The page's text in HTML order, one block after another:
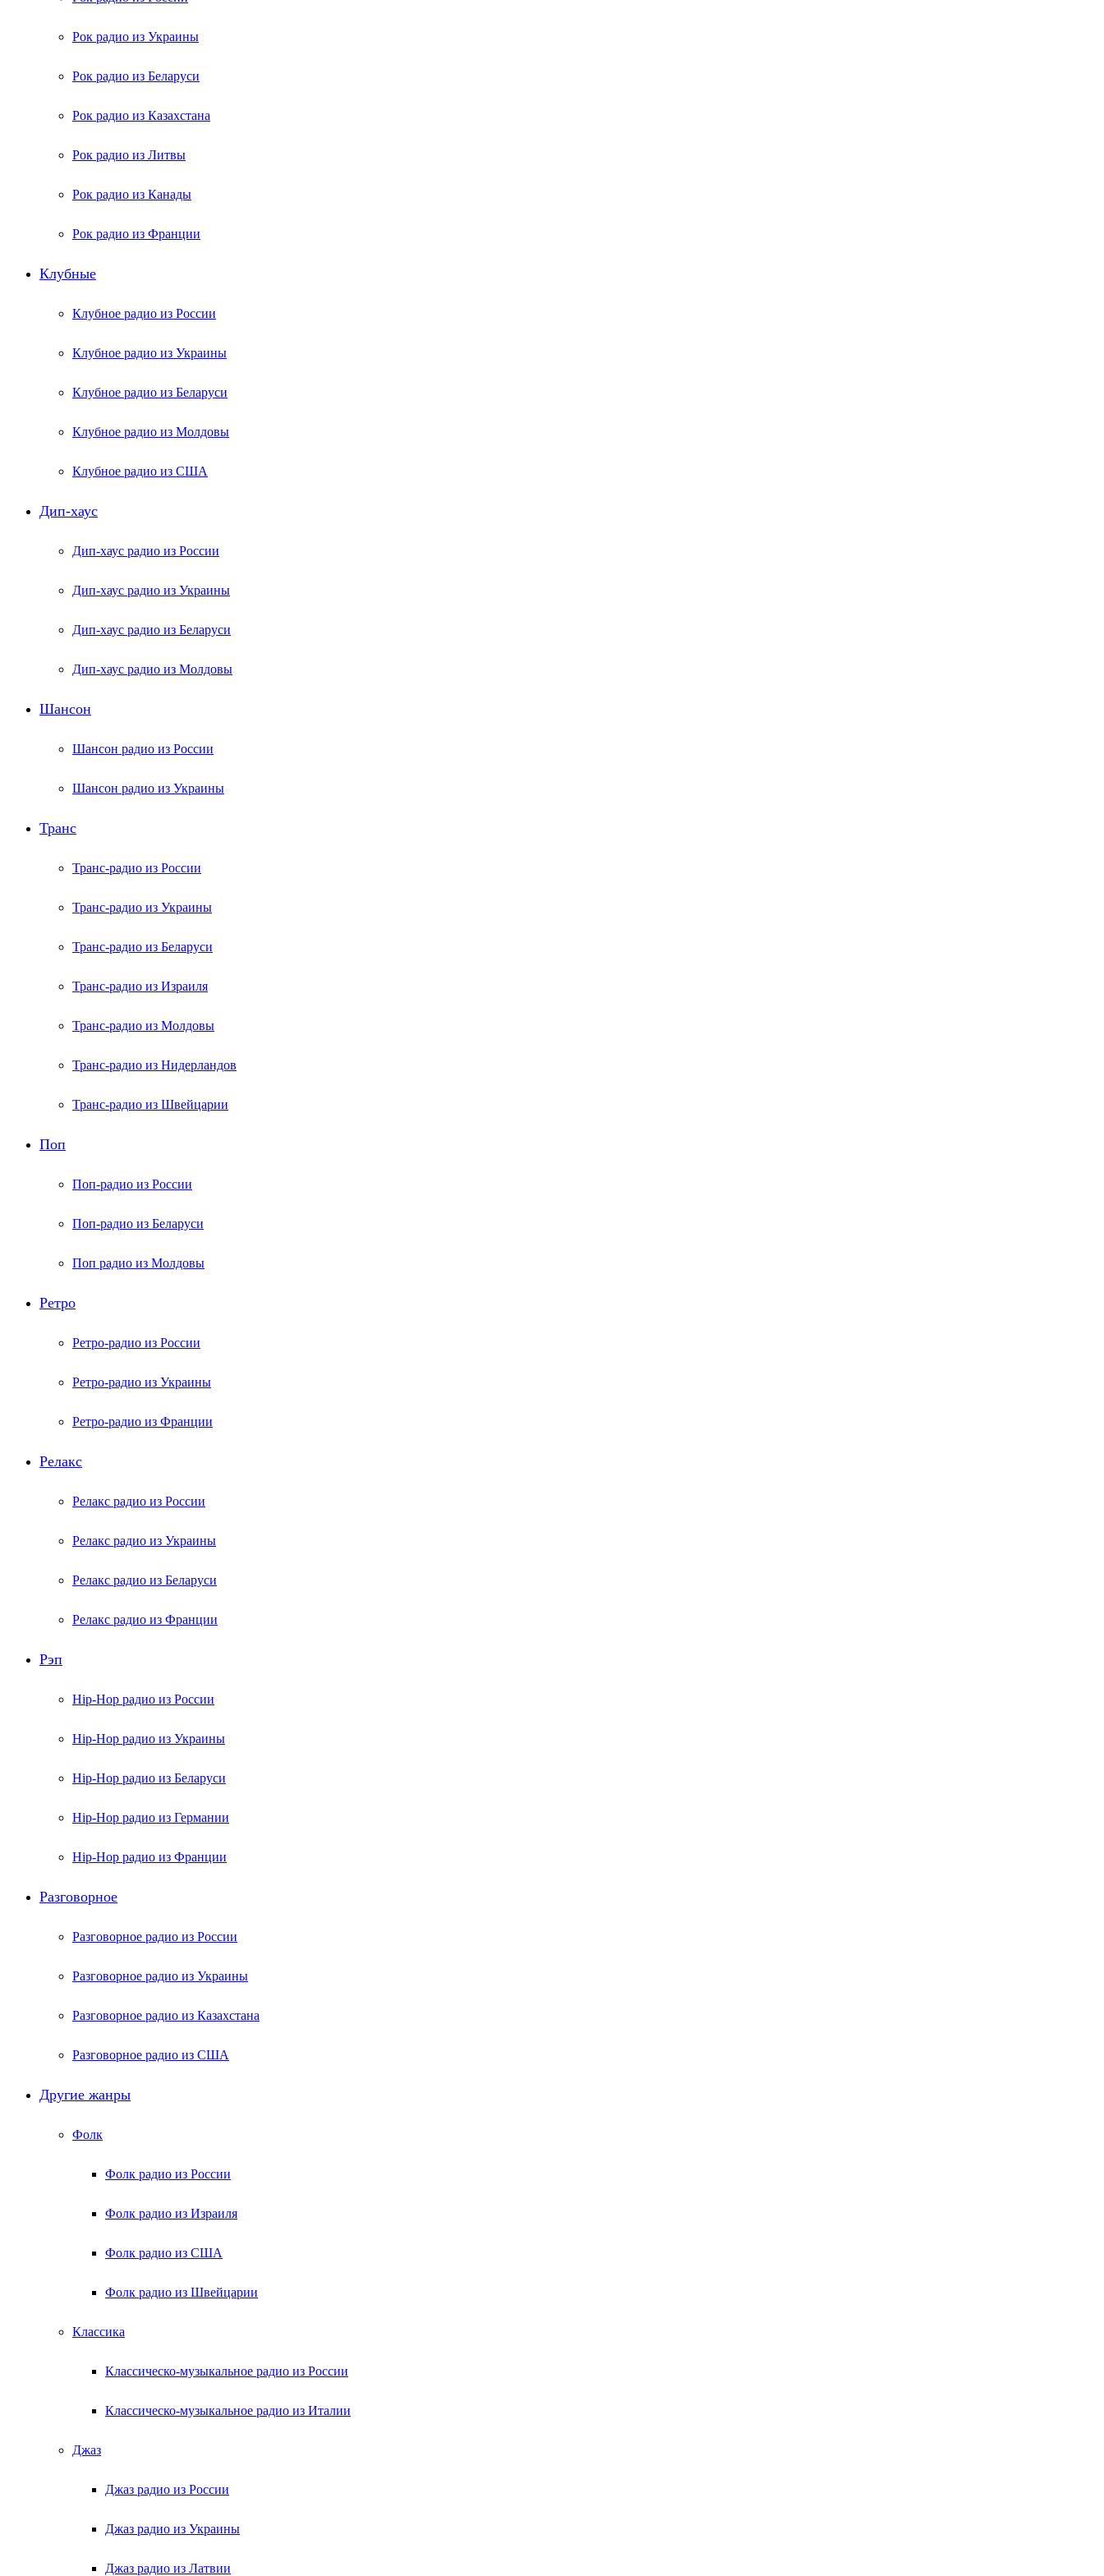
Рок радио из Украины
Рок радио из Беларуси
Рок радио из Казахстана
Рок радио из Литвы
Рок радио из Канады
Рок радио из Франции
Клубные
Клубное радио из России
Клубное радио из Украины
Клубное радио из Беларуси
Клубное радио из Молдовы
Клубное радио из США
Дип-хаус
Дип-хаус радио из России
Дип-хаус радио из Украины
Дип-хаус радио из Беларуси
Дип-хаус радио из Молдовы
Шансон
Шансон радио из России
Шансон радио из Украины
Транс
Транс-радио из России
Транс-радио из Украины
Транс-радио из Беларуси
Транс-радио из Израиля
Транс-радио из Молдовы
Транс-радио из Нидерландов
Транс-радио из Швейцарии
Поп
Поп-радио из России
Поп-радио из Беларуси
Поп радио из Молдовы
Ретро
Ретро-радио из России
Ретро-радио из Украины
Ретро-радио из Франции
Релакс
Релакс радио из России
Релакс радио из Украины
Релакс радио из Беларуси
Релакс радио из Франции
Рэп
Hip-Hop радио из России
Hip-Hop радио из Украины
Hip-Hop радио из Беларуси
Hip-Hop радио из Германии
Hip-Hop радио из Франции
Разговорное
Разговорное радио из России
Разговорное радио из Украины
Разговорное радио из Казахстана
Разговорное радио из США
Другие жанры
Фолк
Фолк радио из России
Фолк радио из Израиля
Фолк радио из США
Фолк радио из Швейцарии
Классика
Классическо-музыкальное радио из России
Классическо-музыкальное радио из Италии
Джаз
Джаз радио из России
Джаз радио из Украины
Джаз радио из Латвии